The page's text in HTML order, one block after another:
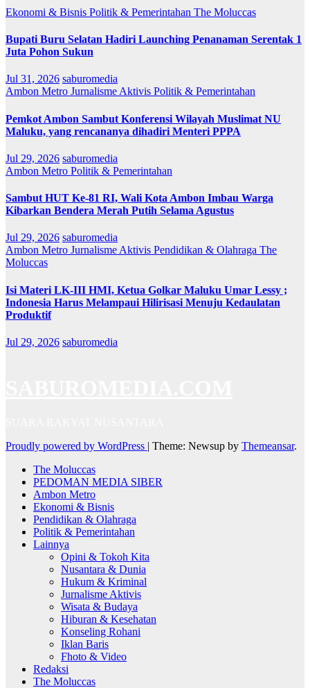
Ekonomi & Bisnis Politik & Pemerintahan The Moluccas
Bupati Buru Selatan Hadiri Launching Penanaman Serentak 1
Juta Pohon Sukun
Jul 31, 2026 saburomedia
Ambon Metro Jurnalisme Aktivis Politik & Pemerintahan
Pemkot Ambon Sambut Konferensi Wilayah Muslimat NU
Maluku, yang rencananya dihadiri Menteri PPPA
Jul 29, 2026 saburomedia
Ambon Metro Politik & Pemerintahan
Sambut HUT Ke-81 RI, Wali Kota Ambon Imbau Warga
Kibarkan Bendera Merah Putih Selama Agustus
Jul 29, 2026 saburomedia
Ambon Metro Jurnalisme Aktivis Pendidikan & Olahraga The
Moluccas
Isi Materi LK-III HMI, Ketua Golkar Maluku Umar Lessy ;
Indonesia Harus Melampaui Hilirisasi Menuju Kedaulatan
Produktif
Jul 29, 2026 saburomedia
Proudly powered by WordPress | Theme: Newsup by Themeansar.
The Moluccas
PEDOMAN MEDIA SIBER
Ambon Metro
Ekonomi & Bisnis
Pendidikan & Olahraga
Politik & Pemerintahan
Lainnya
Opini & Tokoh Kita
Nusantara & Dunia
Hukum & Kriminal
Jurnalisme Aktivis
Wisata & Budaya
Hiburan & Kesehatan
Konseling Rohani
Iklan Baris
Fhoto & Video
Redaksi
The Moluccas